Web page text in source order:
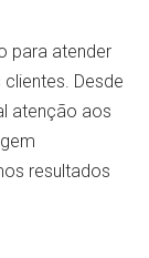
para atender
Desde
atenção aos
resultados